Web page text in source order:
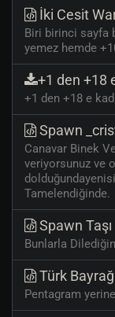
İki Cesit
Biri birinci sayfa
yemez hemde
+1 den +18
+1 den +18 e
Spawn
Canavar Binek
veriyorsunuz ve
Tamelendiğinde.
Spawn Taşı
Bunlarla
Türk
Pentagram